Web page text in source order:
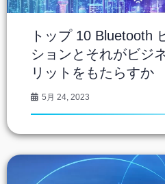
トップ 10 Bluetooth
ションとそれがビジ
リットをもたらすか
5月 24, 2023